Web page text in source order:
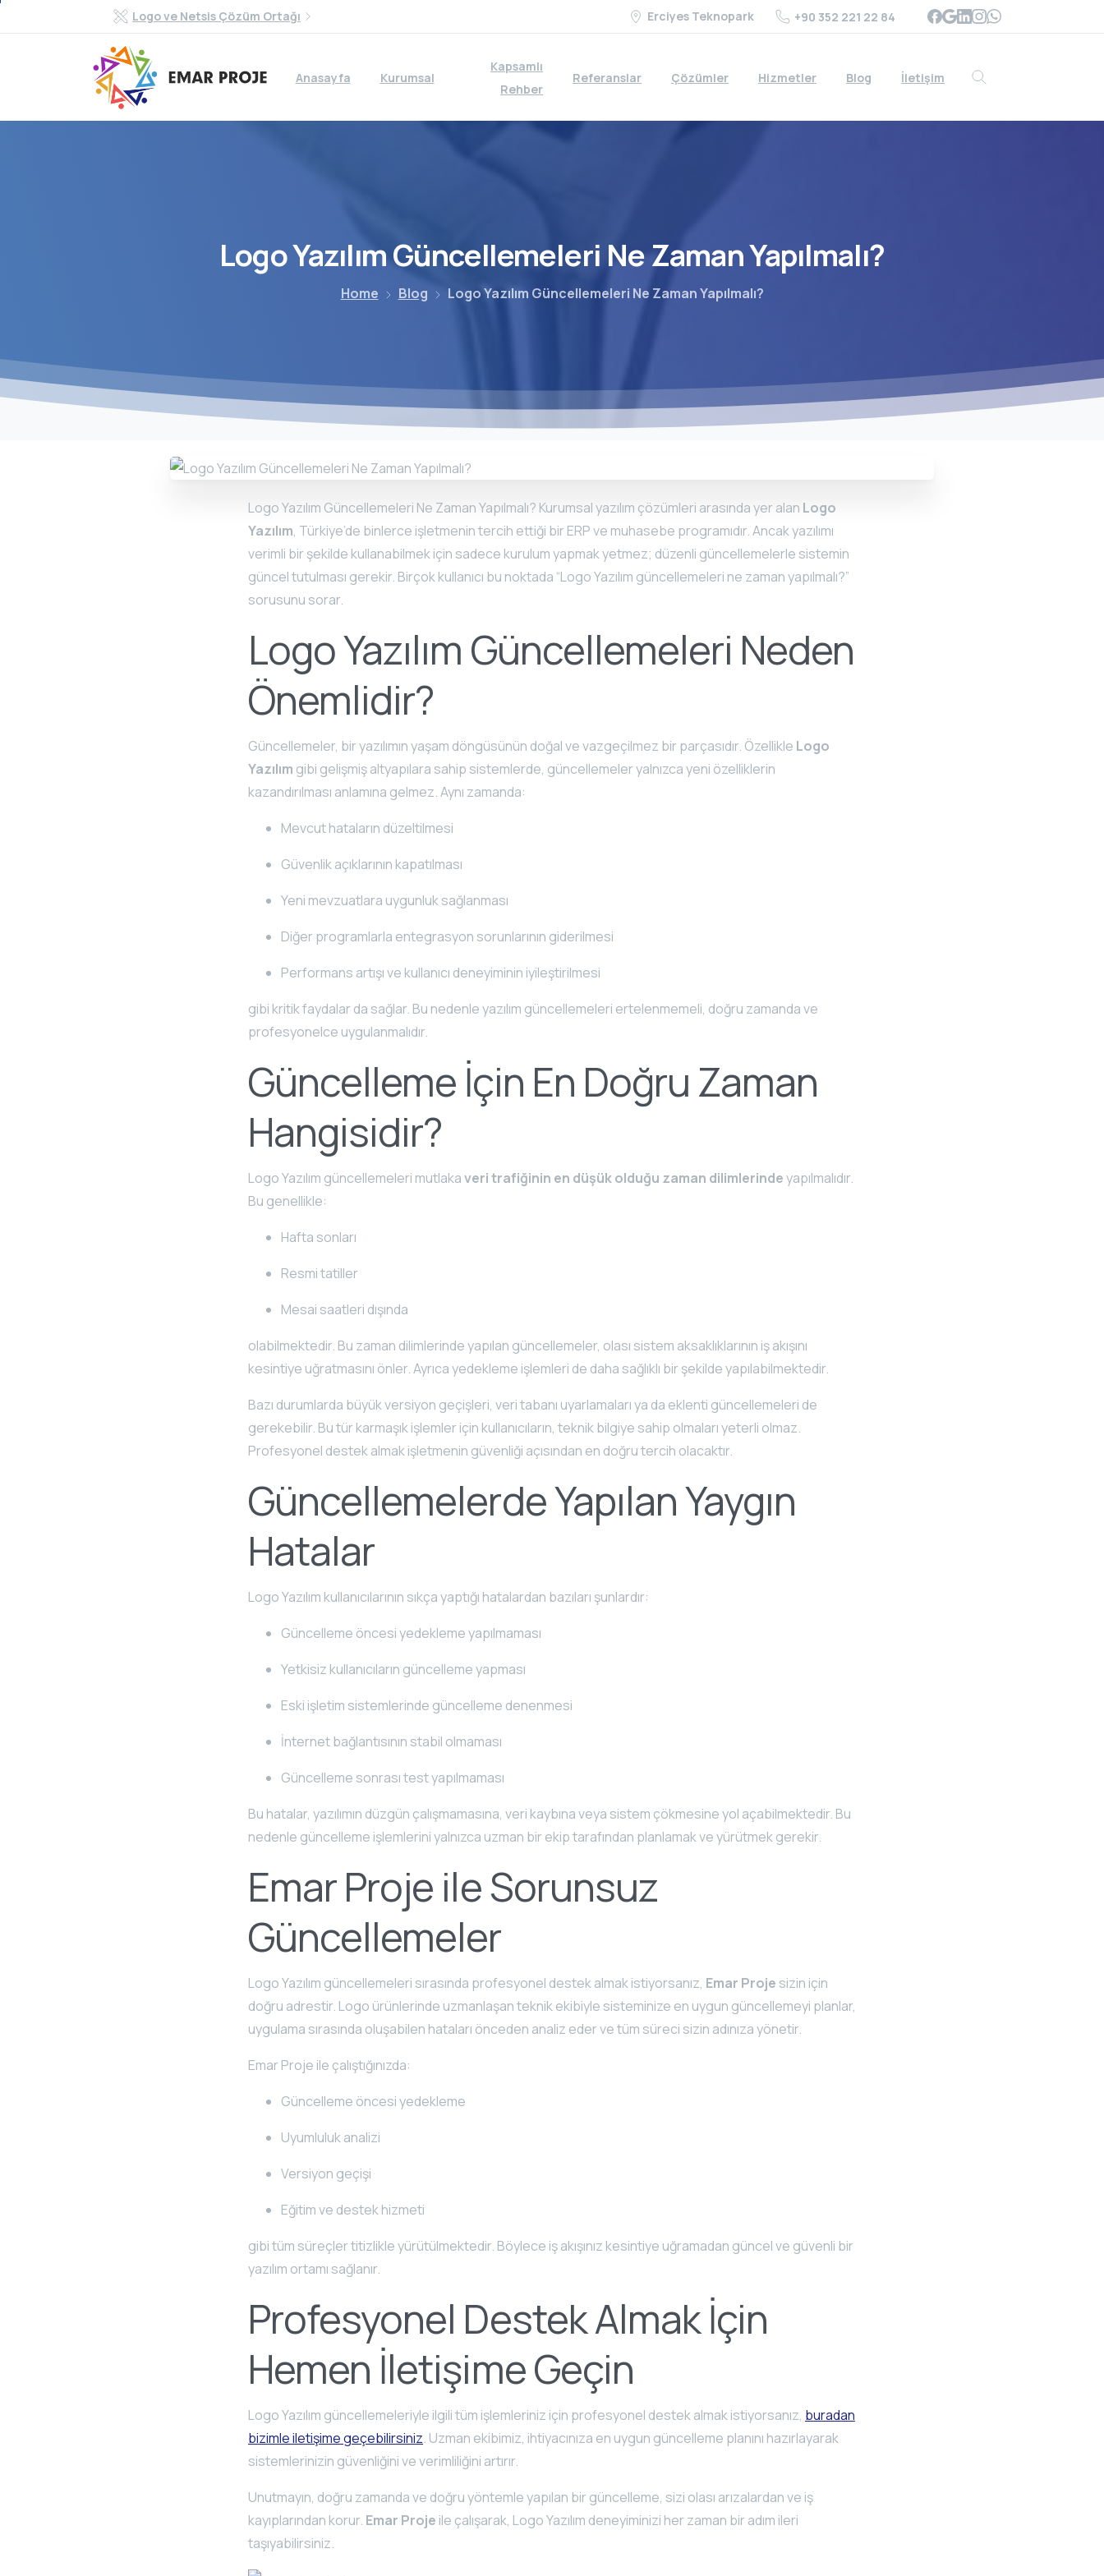
Logo ve Netsis Çözüm Ortağı Erciyes Teknopark +90 352 221 22 84
Anasayfa Kurumsal
Kapsamlı
Rehber
Referanslar Çözümler Hizmetler Blog İletişim
Search
LogoYazılımGüncellemeleri NeZamanYapılmalı?
Home Blog Logo Yazılım Güncellemeleri Ne Zaman Yapılmalı?
Logo Yazılım Güncellemeleri Ne Zaman Yapılmalı? Kurumsal yazılım çözümleri arasında yer alan Logo
Yazılım, Türkiye’de binlerce işletmenin tercih ettiği bir ERP ve muhasebe programıdır. Ancak yazılımı
verimli bir şekilde kullanabilmek için sadece kurulum yapmak yetmez; düzenli güncellemelerle sistemin
güncel tutulması gerekir. Birçok kullanıcı bu noktada “Logo Yazılım güncellemeleri ne zaman yapılmalı?”
sorusunu sorar.
Logo Yazılım Güncellemeleri Neden
Önemlidir?
Güncellemeler, bir yazılımın yaşam döngüsünün doğal ve vazgeçilmez bir parçasıdır. Özellikle Logo
Yazılım gibi gelişmiş altyapılara sahip sistemlerde, güncellemeler yalnızca yeni özelliklerin
kazandırılması anlamına gelmez. Aynı zamanda:
Mevcut hataların düzeltilmesi
Güvenlik açıklarının kapatılması
Yeni mevzuatlara uygunluk sağlanması
Diğer programlarla entegrasyon sorunlarının giderilmesi
Performans artışı ve kullanıcı deneyiminin iyileştirilmesi
gibi kritik faydalar da sağlar. Bu nedenle yazılım güncellemeleri ertelenmemeli, doğru zamanda ve
profesyonelce uygulanmalıdır.
Güncelleme İçin En Doğru Zaman
Hangisidir?
Logo Yazılım güncellemeleri mutlakaveri trafiğinin en düşük olduğu zaman dilimlerindeyapılmalıdır.
Bu genellikle:
Hafta sonları
Resmi tatiller
Mesai saatleri dışında
olabilmektedir. Bu zaman dilimlerinde yapılan güncellemeler, olası sistem aksaklıklarının iş akışını
kesintiye uğratmasını önler. Ayrıca yedekleme işlemleri de daha sağlıklı bir şekilde yapılabilmektedir.
Bazı durumlarda büyük versiyon geçişleri, veri tabanı uyarlamaları ya da eklenti güncellemeleri de
gerekebilir. Bu tür karmaşık işlemler için kullanıcıların, teknik bilgiye sahip olmaları yeterli olmaz.
Profesyonel destek almak işletmenin güvenliği açısından en doğru tercih olacaktır.
Güncellemelerde Yapılan Yaygın
Hatalar
Logo Yazılım kullanıcılarının sıkça yaptığı hatalardan bazıları şunlardır:
Güncelleme öncesi yedekleme yapılmaması
Yetkisiz kullanıcıların güncelleme yapması
Eski işletim sistemlerinde güncelleme denenmesi
İnternet bağlantısının stabil olmaması
Güncelleme sonrası test yapılmaması
Bu hatalar, yazılımın düzgün çalışmamasına, veri kaybına veya sistem çökmesine yol açabilmektedir. Bu
nedenle güncelleme işlemlerini yalnızca uzman bir ekip tarafından planlamak ve yürütmek gerekir.
Emar Proje ile Sorunsuz
Güncellemeler
Logo Yazılım güncellemeleri sırasında profesyonel destek almak istiyorsanız, Emar Proje sizin için
doğru adrestir. Logo ürünlerinde uzmanlaşan teknik ekibiyle sisteminize en uygun güncellemeyi planlar,
uygulama sırasında oluşabilen hataları önceden analiz eder ve tüm süreci sizin adınıza yönetir.
Emar Proje ile çalıştığınızda:
Güncelleme öncesi yedekleme
Uyumluluk analizi
Versiyon geçişi
Eğitim ve destek hizmeti
gibi tüm süreçler titizlikle yürütülmektedir. Böylece iş akışınız kesintiye uğramadan güncel ve güvenli bir
yazılım ortamı sağlanır.
Profesyonel Destek Almak İçin
Hemen İletişime Geçin
Logo Yazılım güncellemeleriyle ilgili tüm işlemleriniz için profesyonel destek almak istiyorsanız, buradan
bizimle iletişime geçebilirsiniz. Uzman ekibimiz, ihtiyacınıza en uygun güncelleme planını hazırlayarak
sistemlerinizin güvenliğini ve verimliliğini artırır.
Unutmayın, doğru zamanda ve doğru yöntemle yapılan bir güncelleme, sizi olası arızalardan ve iş
kayıplarından korur. Emar Proje ile çalışarak, Logo Yazılım deneyiminizi her zaman bir adım ileri
taşıyabilirsiniz.